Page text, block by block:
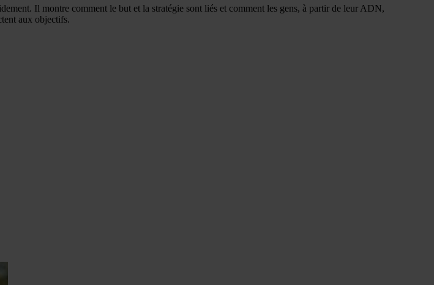
Il montre comment le but et la stratégie sont liés et comment les gens, à partir de leur ADN,
aux objectifs.